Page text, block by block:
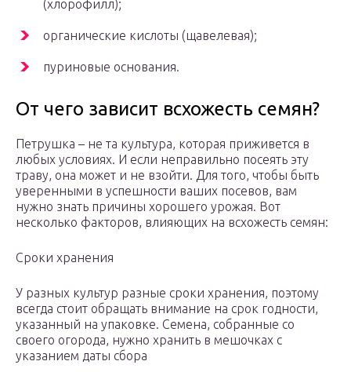
(хлорофилл);
органические кислоты (щавелевая);
пуриновые основания.
От чего зависит всхожесть семян?
Петрушка – не та культура, которая приживется в
любых условиях. И если неправильно посеять эту
траву, она может и не взойти. Для того, чтобы быть
уверенными в успешности ваших посевов, вам
нужно знать причины хорошего урожая. Вот
несколько факторов, влияющих на всхожесть семян:
Сроки хранения
У разных культур разные сроки хранения, поэтому
всегда стоит обращать внимание на срок годности,
указанный на упаковке. Семена, собранные со
своего огорода, нужно хранить в мешочках с
указанием даты сбора